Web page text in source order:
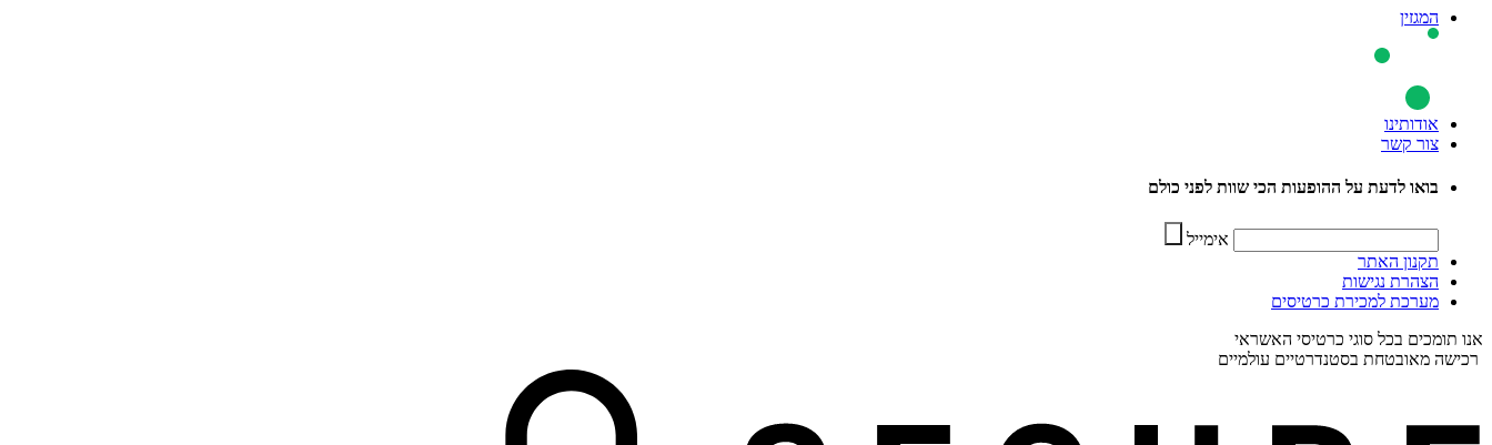
המגזין
אודותינו
צור קשר
בואו לדעת על ההופעות הכי שוות לפני כולם
אימייל
תקנון האתר
הצהרת נגישות
מערכת למכירת כרטיסים
אנו תומכים בכל סוגי כרטיסי האשראי
רכישה מאובטחת בסטנדרטיים עולמיים